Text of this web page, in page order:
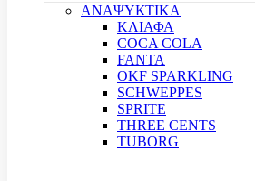
ΑΝΑΨΥΚΤΙΚΑ
ΚΛΙΑΦΑ
COCA COLA
FANTA
OKF SPARKLING
SCHWEPPES
SPRITE
THREE CENTS
TUBORG